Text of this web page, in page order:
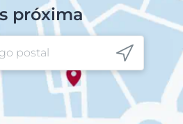
próxima